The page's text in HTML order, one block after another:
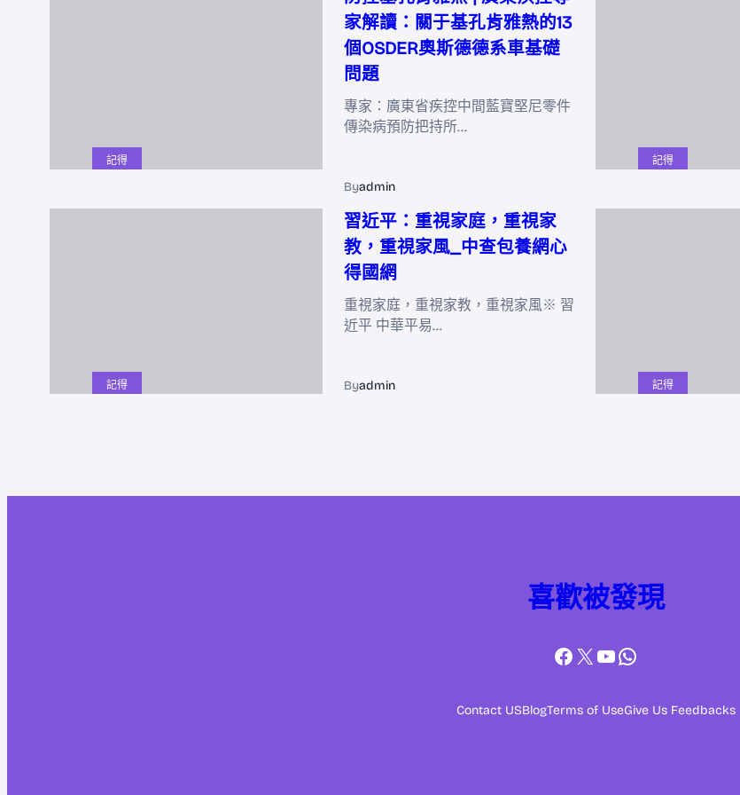
記得
家解讀：關于基孔肯雅熱的13
個OSDER奧斯德德系車基礎
問題
專家：廣東省疾控中間藍寶堅尼零件
傳染病預防把持所…
Byadmin
記得
記得
習近平：重視家庭，重視家
教，重視家風_中查包養網心
得國網
重視家庭，重視家教，重視家風※ 習
近平 中華平易…
Byadmin 記得
喜歡被發現
Facebook
X YouTube
WhatsApp
Contact USBlogTerms of UseGive Us Feedbacks